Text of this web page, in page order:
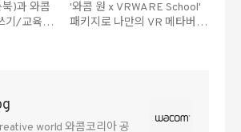
)과 와콤
기/교육을
'와콤 원 x VRWARE School'
패키지로 나만의 VR 메타버스
world 와콤코리아 공